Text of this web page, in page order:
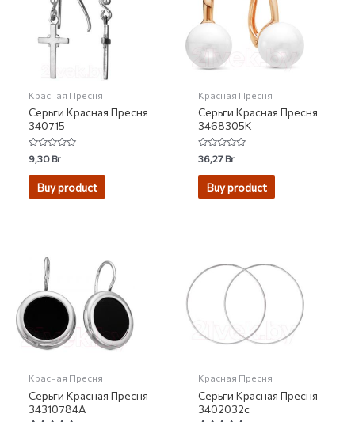
Красная Пресня
Серьги Красная Пресня
340715
Rated
0
out
9,30Br
Buy product
Красная Пресня
Серьги Красная Пресня
3468305К
Rated
0
out
36,27Br
Buy product
Красная Пресня
Серьги Красная Пресня
34310784А
Красная Пресня
Серьги Красная Пресня
3402032с